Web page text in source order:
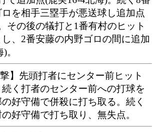
を相手三塁手が悪送球し追加点
その後の犠打と1番有村のヒット
、2番安藤の内野ゴロの間に追加
。
撃】先頭打者にセンター前ヒット
く打者のセンター前への打球を
好守備で併殺に打ち取る。続く
好守備で打ち取り、無失点。